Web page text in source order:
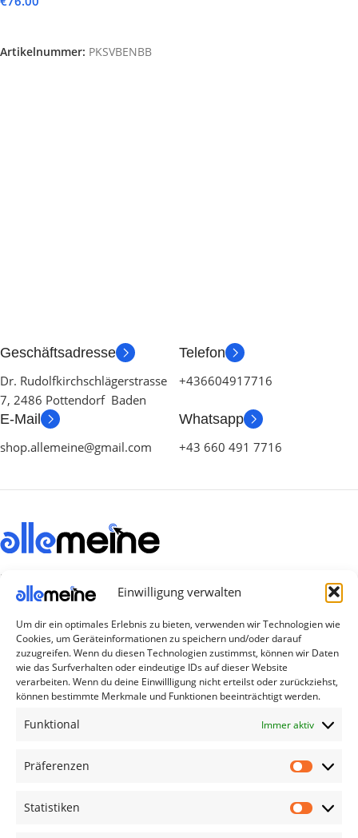
Einwilligung verwalten
Um dir ein optimales Erlebnis zu bieten, verwenden wir Technologien wie
Cookies, um Geräteinformationen zu speichern und/oder darauf
zuzugreifen. Wenn du diesen Technologien zustimmst, können wir Daten
wie das Surfverhalten oder eindeutige IDs auf dieser Website
verarbeiten. Wenn du deine Einwillligung nicht erteilst oder zurückziehst,
können bestimmte Merkmale und Funktionen beeinträchtigt werden.
Funktional Immer aktiv
Präferenzen
Statistiken
Artikelnummer: PKSVBENBB
Geschäftsadresse
Dr. Rudolfkirchschlägerstrasse
7, 2486 Pottendorf Baden
Telefon
+436604917716
E-Mail
shop.allemeine@gmail.com
Whatsapp
+43 660 491 7716
Die Produkte, die Sie wünschen, aber nicht
erreichen können, sind gleichzeitig mit der
Abonnieren Sie uns
Kategorien
TV Zubehör
Airpod Zubehör